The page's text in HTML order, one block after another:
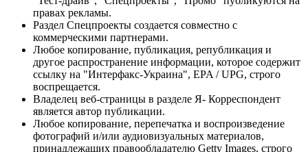
правах рекламы.
Раздел Спецпроекты создается совместно с
коммерческими партнерами.
Любое копирование, публикация, републикация и
другое распространение информации, которое содержит
ссылку на "Интерфакс-Украина", EPA / UPG, строго
воспрещается.
Владелец веб-страницы в разделе Я- Корреспондент
является автор публикации.
Любое копирование, перепечатка и воспроизведение
фотографий и/или аудиовизуальных материалов,
принадлежащих правообладателю Getty Images, строго